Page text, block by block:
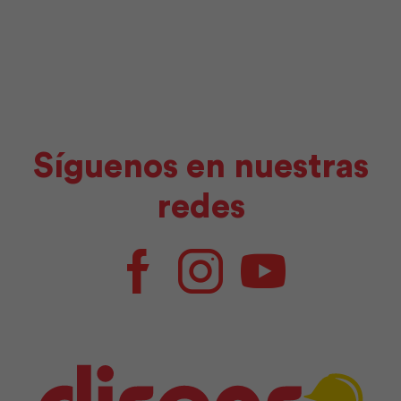
Síguenos en nuestras
redes
FacebookInstagramYoutube